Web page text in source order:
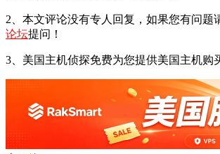
2、本文评论没有专人回复，如果您有问题
论坛提问！
3、美国主机侦探免费为您提供美国主机购